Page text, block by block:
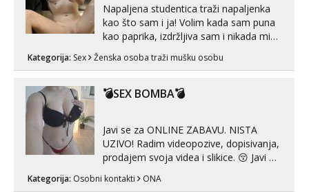
Napaljena studentica traži napaljenka
kao što sam i ja! Volim kada sam puna
kao paprika, izdržljiva sam i nikada mi
puta dnevno bilo kad i bilo gdje zato se
link ispod i nadji me tamo, cekam te!
Kategorija: Sex Ženska osoba traži mušku osobu
💣SEX BOMBA💣
Javi se za ONLINE ZABAVU. NISTA
UZIVO! Radim videopozive, dopisivanja,
prodajem svoja videa i slikice. 😚 Javi mi
Telegram. +385 91 723 0045
Kategorija: Osobni kontakti ONA